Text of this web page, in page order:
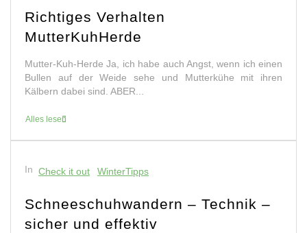
Richtiges Verhalten
MutterKuhHerde
Mutter-Kuh-Herde Ja, ich habe auch Angst, wenn ich einen
Bullen auf der Weide sehe und Mutterkühe mit ihren
Kälbern dabei sind. ABER...
Alles lesen
In Check it out WinterTipps
Schneeschuhwandern – Technik –
sicher und effektiv